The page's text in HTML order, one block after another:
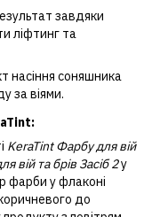
завдяки
ліфтинг та
насіння соняшника
за віями.
KeraTint Фарбу для вій
вій та брів Засіб 2у
фарби у флаконі
до